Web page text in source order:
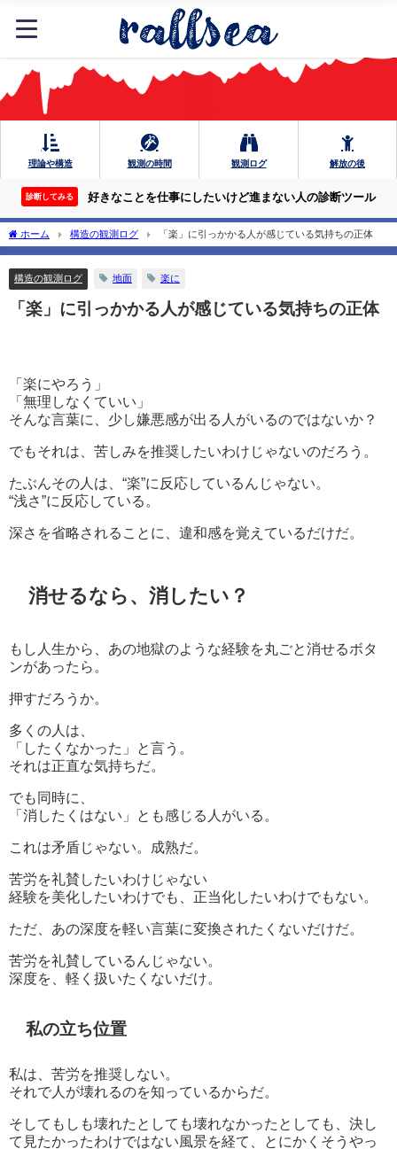
理論や構造 観測の時間 観測ログ 解放の後
診断してみる 好きなことを仕事にしたいけど進まない人の診断ツール
ホーム 構造の観測ログ 「楽」に引っかかる人が感じている気持ちの正体
構造の観測ログ 地面 楽に
「楽」に引っかかる人が感じている気持ちの正体
「楽にやろう」
「無理しなくていい」
そんな言葉に、少し嫌悪感が出る人がいるのではないか？
でもそれは、苦しみを推奨したいわけじゃないのだろう。
たぶんその人は、“楽”に反応しているんじゃない。
“浅さ”に反応している。
深さを省略されることに、違和感を覚えているだけだ。
消せるなら、消したい？
もし人生から、あの地獄のような経験を丸ごと消せるボタ
ンがあったら。
押すだろうか。
多くの人は、
「したくなかった」と言う。
それは正直な気持ちだ。
でも同時に、
「消したくはない」とも感じる人がいる。
これは矛盾じゃない。成熟だ。
苦労を礼賛したいわけじゃない
経験を美化したいわけでも、正当化したいわけでもない。
ただ、あの深度を軽い言葉に変換されたくないだけだ。
苦労を礼賛しているんじゃない。
深度を、軽く扱いたくないだけ。
私の立ち位置
私は、苦労を推奨しない。
それで人が壊れるのを知っているからだ。
そしてもしも壊れたとしても壊れなかったとしても、決し
て見たかったわけではない風景を経て、とにかくそうやっ